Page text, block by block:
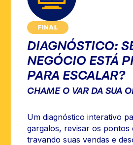
DIAGNÓSTICO:
NEGÓCIO ESTÁ
PARA ESCALAR?
CHAME O VAR DA SUA
Um diagnóstico interativo
gargalos, revisar os pontos
travando suas vendas e